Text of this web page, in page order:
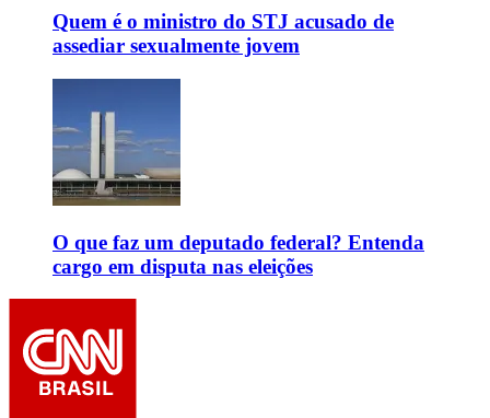
Quem é o ministro do STJ acusado de
assediar sexualmente jovem
O que faz um deputado federal? Entenda
cargo em disputa nas eleições